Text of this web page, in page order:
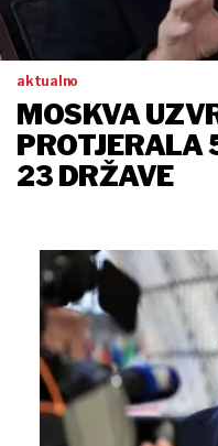
aktualno
MOSKVA
PROTJERALA
23 DRŽAVE